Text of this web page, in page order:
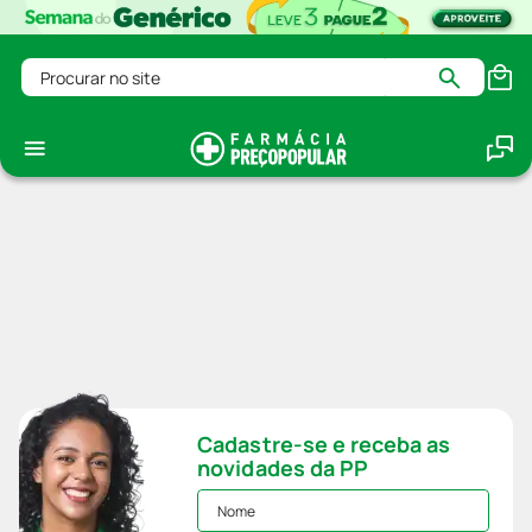
Procurar no site
Cadastre-se e receba as
novidades da PP